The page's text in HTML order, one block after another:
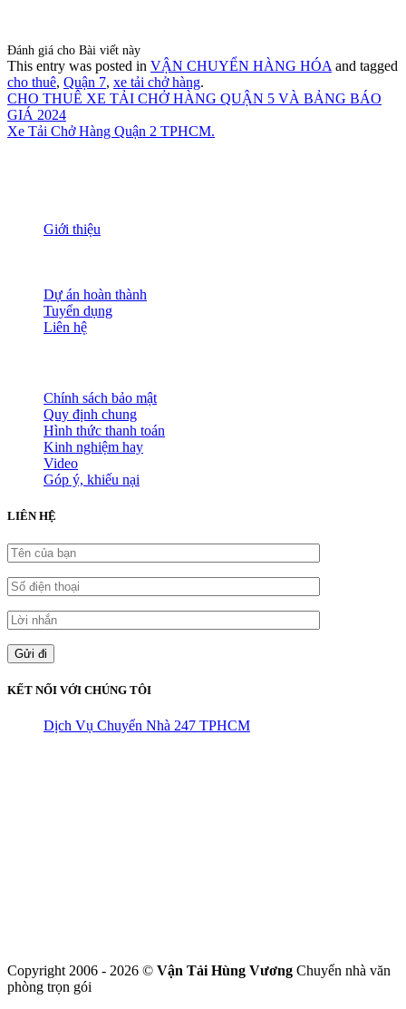
Đánh giá cho Bài viết này
This entry was posted in VẬN CHUYỂN HÀNG HÓA and tagged
cho thuê, Quận 7, xe tải chở hàng.
CHO THUÊ XE TẢI CHỞ HÀNG QUẬN 5 VÀ BẢNG BÁO
GIÁ 2024
Xe Tải Chở Hàng Quận 2 TPHCM.
Giới thiệu
Dự án hoàn thành
Tuyển dụng
Liên hệ
Chính sách bảo mật
Quy định chung
Hình thức thanh toán
Kinh nghiệm hay
Video
Góp ý, khiếu nại
LIÊN HỆ
KẾT NỐI VỚI CHÚNG TÔI
Dịch Vụ Chuyển Nhà 247 TPHCM
Copyright 2006 - 2026 © Vận Tải Hùng Vương Chuyển nhà văn
phòng trọn gói